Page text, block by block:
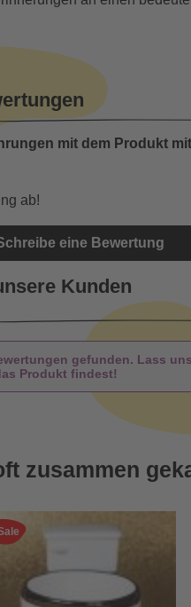
mit dem Produkt
ab!
eine Bewertung
Kunden
gefunden. Lass
Produkt findest!
zusammen